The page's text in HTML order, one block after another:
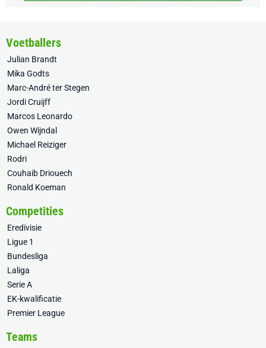
Voetballers
Julian Brandt
Mika Godts
Marc-André ter Stegen
Jordi Cruijff
Marcos Leonardo
Owen Wijndal
Michael Reiziger
Rodri
Couhaib Driouech
Ronald Koeman
Competities
Eredivisie
Ligue 1
Bundesliga
Laliga
Serie A
EK-kwalificatie
Premier League
Teams